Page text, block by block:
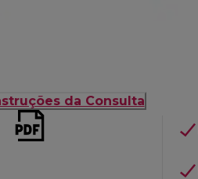
da Consulta